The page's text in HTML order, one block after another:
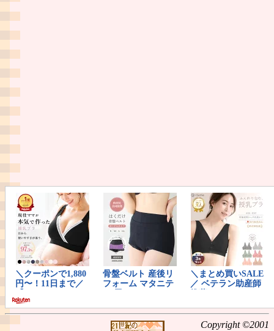
Copyright ©2001